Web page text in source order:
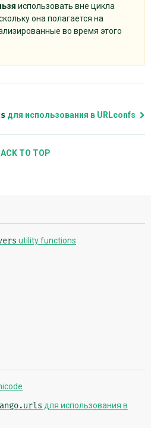
использовать вне цикла
она полагается на
во время этого
для использования в URLconfs
TO TOP
utility functions
для использования в